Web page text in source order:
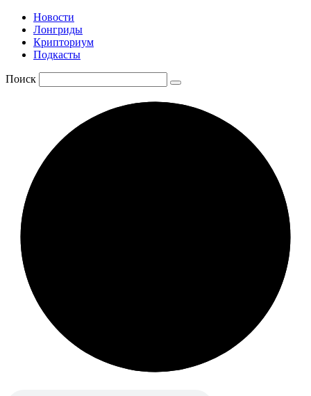
Новости
Лонгриды
Крипториум
Подкасты
Поиск